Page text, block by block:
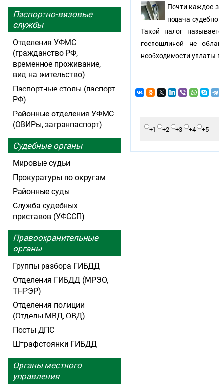
Почти каждое
подача
Такой налог
госпошлиной не
необходимости
+1 +2 +3 +4 +5
Паспортно-визовые
службы
Отделения УФМС
(гражданство РФ,
временное проживание,
вид на жительство)
Паспортные столы (паспорт
РФ)
Районные отделения УФМС
(ОВИРы, загранпаспорт)
Судебные органы
Мировые судьи
Прокуратуры по округам
Районные суды
Служба судебных
приставов (УФССП)
Правоохранительные
органы
Группы разбора ГИБДД
Отделения ГИБДД (МРЭО,
ТНРЭР)
Отделения полиции
(Отделы МВД, ОВД)
Посты ДПС
Штрафстоянки ГИБДД
Органы местного
управления